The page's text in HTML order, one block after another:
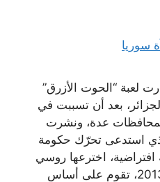
سوريا
لعبة “الحوت الأزرق”
بعد أن تسببت في
عدة، ونشرت
الذي استدعى تحرّك حكومة
افتراضية، اخترعها روسي
يدعى “فيليب بودكين” في 2013، تقوم على أساس